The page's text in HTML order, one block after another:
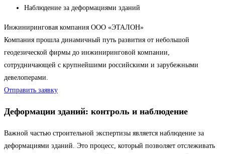
Наблюдение за деформациями зданий
Инжиниринговая компания ООО «ЭТАЛОН»
Компания прошла динамичный путь развития от небольшой
геодезической фирмы до инжиниринговой компании,
сотрудничающей с крупнейшими российскими и зарубежными
девелоперами.
Отправить заявку
Деформации зданий: контроль и наблюдение
Важной частью строительной экспертизы является наблюдение за
деформациями зданий. Это процесс, который позволяет отслеживать